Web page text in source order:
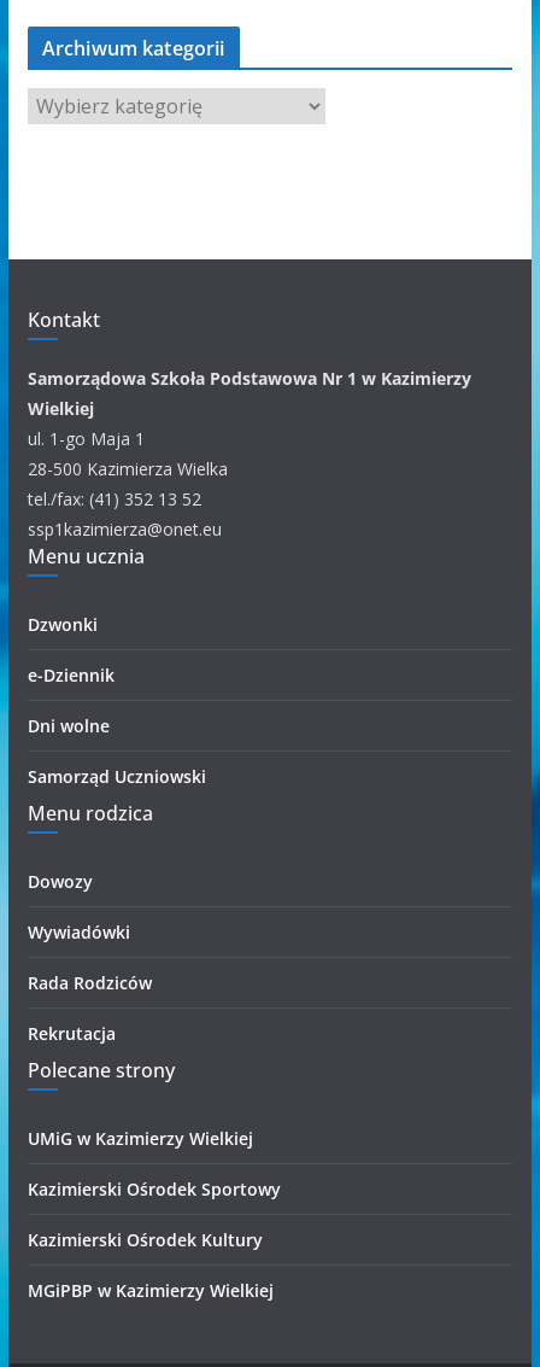
Archiwum kategorii
A
r
m
k
a
t
e
g
o
r
i
i
Kontakt
Samorządowa Szkoła Podstawowa Nr 1 w Kazimierzy
Wielkiej
ul. 1-go Maja 1
28-500 Kazimierza Wielka
tel./fax: (41) 352 13 52
ssp1kazimierza@onet.eu
Menu ucznia
Dzwonki
e-Dziennik
Dni wolne
Samorząd Uczniowski
Menu rodzica
Dowozy
Wywiadówki
Rada Rodziców
Rekrutacja
Polecane strony
UMiG w Kazimierzy Wielkiej
Kazimierski Ośrodek Sportowy
Kazimierski Ośrodek Kultury
MGiPBP w Kazimierzy Wielkiej